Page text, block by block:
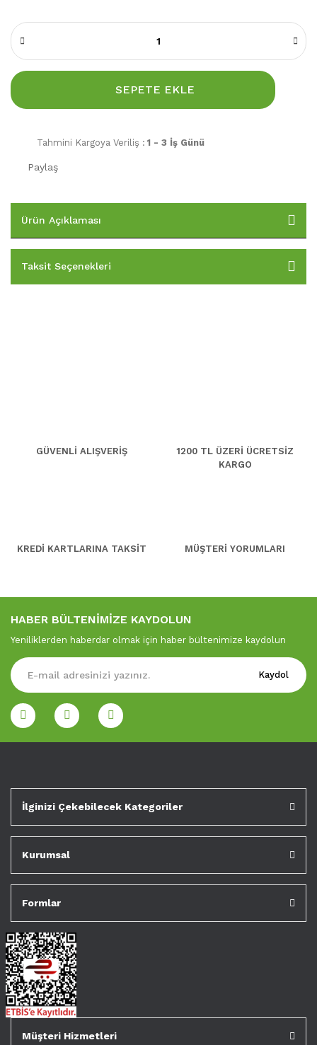
SEPETE EKLE
Tahmini Kargoya Veriliş : 1 - 3 İş Günü
Paylaş
Ürün Açıklaması
Taksit Seçenekleri
GÜVENLİ ALIŞVERİŞ
1200 TL ÜZERİ ÜCRETSİZ
KARGO
KREDİ KARTLARINA TAKSİT MÜŞTERİ YORUMLARI
HABER BÜLTENİMİZE KAYDOLUN
Yeniliklerden haberdar olmak için haber bültenimize kaydolun
Kaydol
İlginizi Çekebilecek Kategoriler
Kurumsal
Formlar
Müşteri Hizmetleri